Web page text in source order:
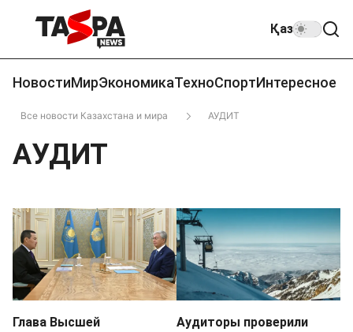
Қаз
НовостиМирЭкономикаТехноСпортИнтересное
Все новости Казахстана и мира АУДИТ
АУДИТ
Глава Высшей
Аудиторы проверили